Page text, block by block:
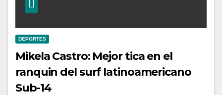
DEPORTES
Mikela Castro: Mejor tica en el
ranquin del surf latinoamericano
Sub-14